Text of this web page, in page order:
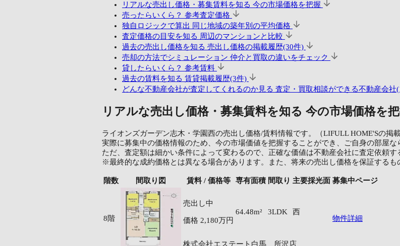
リアルな売出し価格・募集賃料を知る 今の市場価格を把握
売ったらいくら？ 参考査定価格
独自ロジックで算出 同じ地域の築年別の平均価格
査定価格の目安を知る 周辺のマンションと比較
過去の売出し価格を知る 売出し価格の掲載履歴(30件)
売却の方法でシミュレーション 仲介と買取の違いをチェック
貸したらいくら？ 参考賃料
過去の賃料を知る 賃貸掲載履歴(3件)
どんな不動産会社が査定してくれるのか見る 査定・買取相談ができる不動産会社
リアルな売出し価格・募集賃料を知る 今の市場価格を
ライオンズガーデン志木・学園西の売出し価格/賃料情報です。（LIFULL HOME'Sの掲載
実際に募集中の価格情報のため、今の市場価値を把握することができ、ご自身の部屋な
ただ、査定額は細かい条件によって変わるので、正確な価値は不動産会社に査定依頼す
※最終的な成約価格とは異なる場合があります。また、将来の売出し価格を保証するも
階数 間取り図 賃料 / 価格等 専有面積 間取り 主要採光面 募集中ページ
8階
売出し中
価格 2,180万円
64.48m² 3LDK
西
物件詳細
株式会社エステート白馬 所沢店